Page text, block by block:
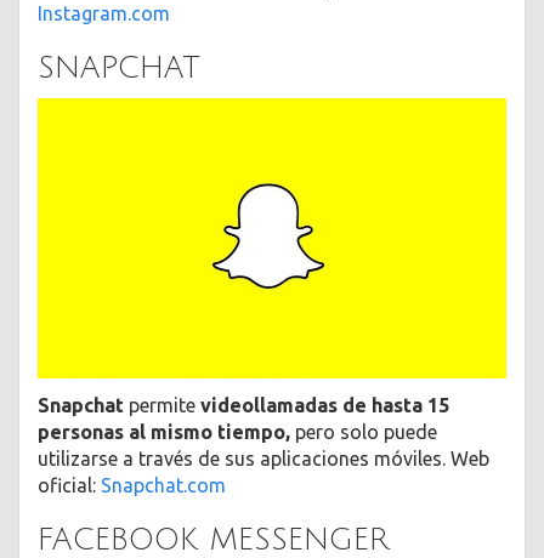
Instagram.com
SNAPCHAT
Snapchat permite videollamadas de hasta 15
personas al mismo tiempo, pero solo puede
utilizarse a través de sus aplicaciones móviles. Web
oficial: Snapchat.com
FACEBOOK MESSENGER